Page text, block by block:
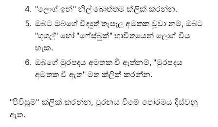
"ලොග් ඉන්" නිල් බොත්තම ක්ලික් කරන්න.
ඔබට ඔබගේ විද්‍යුත් තැපෑල අමතක වූවා නම්, ඔබට
"ගූගල්" හෝ "ෆේස්බුක්" භාවිතයෙන් ලොග් විය
හැක.
ඔබගේ මුරපදය අමතක වී ඇත්නම්, "මුරපදය
අමතක වී ඇත" මත ක්ලික් කරන්න.
"පිවිසුම්" ක්ලික් කරන්න, පුරනය වීමේ පෝරමය දිස්වනු
ඇත.